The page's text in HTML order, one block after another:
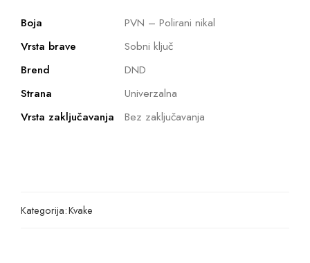
Boja
PVN – Polirani nikal
Vrsta brave
Sobni ključ
Brend
DND
Strana
Univerzalna
Vrsta zaključavanja
Bez zaključavanja
Kategorija:Kvake